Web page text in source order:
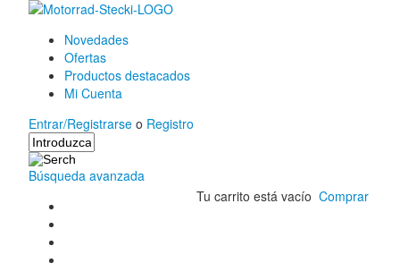
Novedades
Ofertas
Productos destacados
Mi Cuenta
Entrar/Registrarse o Registro
Búsqueda avanzada
Tu carrito está vacío Comprar